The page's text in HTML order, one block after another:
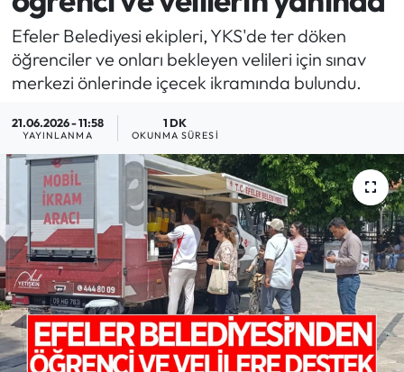
Efeler Belediyesi ekipleri, YKS'de ter döken
öğrenciler ve onları bekleyen velileri için sınav
merkezi önlerinde içecek ikramında bulundu.
21.06.2026 - 11:58
YAYINLANMA
1 DK
OKUNMA SÜRESI
GÜNCEL
GÜNDEM
MAGAZİN
SAĞLIK
SİYASET
SPOR
TARIM
TURİZM
Son Dakika Haberleri
Haber Arşivi